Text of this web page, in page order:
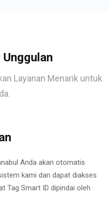
Layanan Menarik untuk
Anda akan otomatis
kami dan dapat diakses
Tag Smart ID dipindai oleh